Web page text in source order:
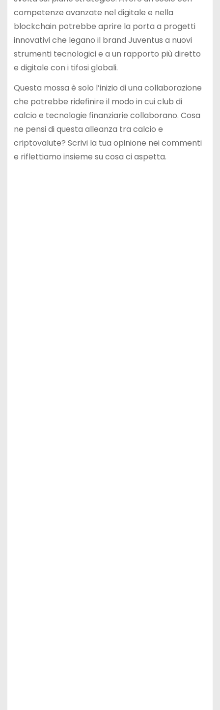
competenze avanzate nel digitale e nella
blockchain potrebbe aprire la porta a progetti
innovativi che legano il brand Juventus a nuovi
strumenti tecnologici e a un rapporto più diretto
e digitale con i tifosi globali.
Questa mossa è solo l’inizio di una collaborazione
che potrebbe ridefinire il modo in cui club di
calcio e tecnologie finanziarie collaborano. Cosa
ne pensi di questa alleanza tra calcio e
criptovalute? Scrivi la tua opinione nei commenti
e riflettiamo insieme su cosa ci aspetta.